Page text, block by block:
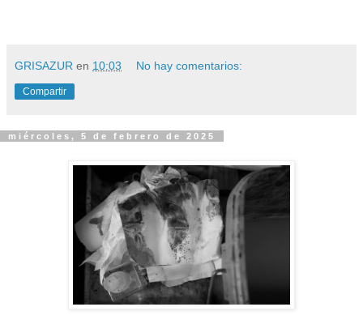
GRISAZUR en 10:03 No hay comentarios:
Compartir
miércoles, 5 de febrero de 2025